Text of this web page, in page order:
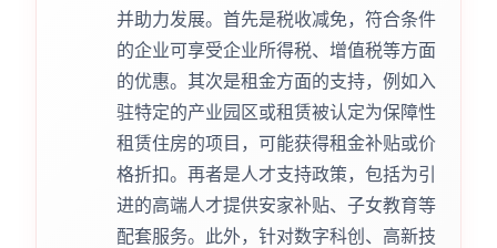
并助力发展。首先是税收减免，符合条件
的企业可享受企业所得税、增值税等方面
的优惠。其次是租金方面的支持，例如入
驻特定的产业园区或租赁被认定为保障性
租赁住房的项目，可能获得租金补贴或价
格折扣。再者是人才支持政策，包括为引
进的高端人才提供安家补贴、子女教育等
配套服务。此外，针对数字科创、高新技